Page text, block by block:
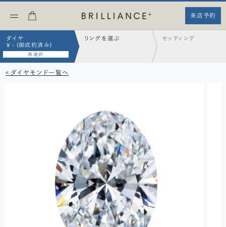
来店予約
ダイヤ
¥ - (御成約済み)
再選択
リングを選ぶ セッティング
< ダイヤモンド一覧へ